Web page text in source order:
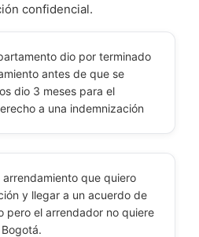
confidencial.
dio por terminado
antes de que se
dio 3 meses para el
a una indemnización
que quiero
y llegar a un acuerdo de
pero el arrendador no quiere